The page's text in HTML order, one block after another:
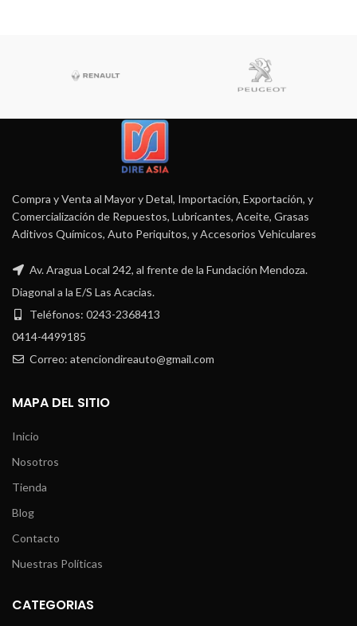
Compra y Venta al Mayor y Detal, Importación, Exportación, y
Comercialización de Repuestos, Lubricantes, Aceite, Grasas
Aditivos Químicos, Auto Periquitos, y Accesorios Vehiculares
Av. Aragua Local 242, al frente de la Fundación Mendoza.
Diagonal a la E/S Las Acacias.
Teléfonos: 0243-2368413
0414-4499185
Correo: atenciondireauto@gmail.com
MAPA DEL SITIO
Inicio
Nosotros
Tienda
Blog
Contacto
Nuestras Políticas
CATEGORIAS